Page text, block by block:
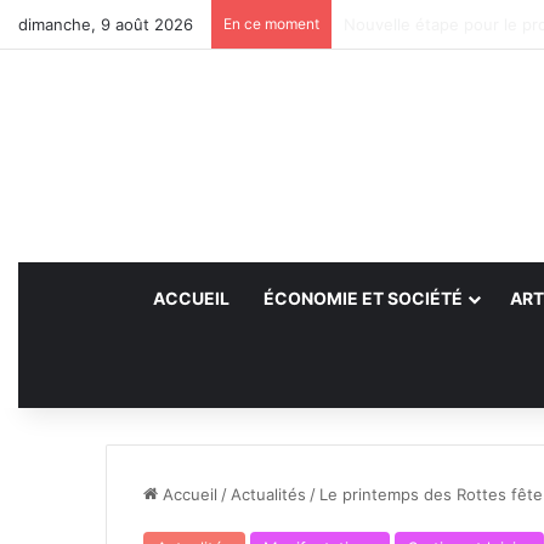
dimanche, 9 août 2026 En ce moment
ACCUEIL ÉCONOMIE ET SOCIÉTÉ
Accueil / Actualités / Le printemps des Rottes